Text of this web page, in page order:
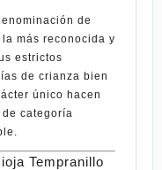
de
más reconocida y
estrictos
de crianza bien
único hacen
categoría
Tempranillo